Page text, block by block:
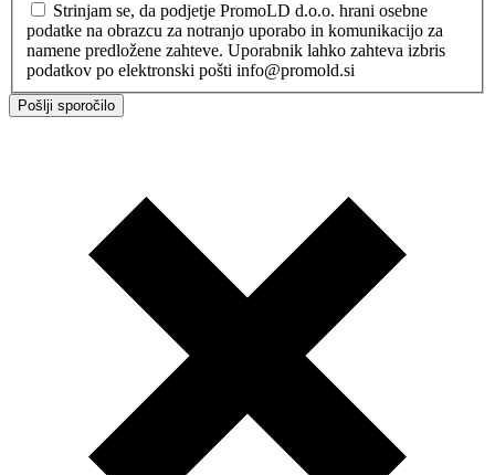
Strinjam se, da podjetje PromoLD d.o.o. hrani osebne
podatke na obrazcu za notranjo uporabo in komunikacijo za
namene predložene zahteve. Uporabnik lahko zahteva izbris
podatkov po elektronski pošti info@promold.si
Pošlji sporočilo